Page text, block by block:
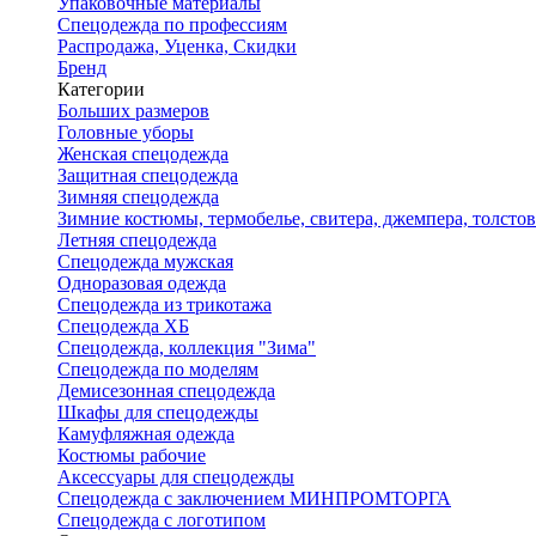
Спецодежда по профессиям
Распродажа, Уценка, Скидки
Бренд
Категории
Больших размеров
Головные уборы
Женская спецодежда
Защитная спецодежда
Зимняя спецодежда
Зимние костюмы, термобелье, свитера, джемпера,
Летняя спецодежда
Спецодежда мужская
Одноразовая одежда
Спецодежда из трикотажа
Спецодежда ХБ
Спецодежда, коллекция "Зима"
Спецодежда по моделям
Демисезонная спецодежда
Шкафы для спецодежды
Камуфляжная одежда
Костюмы рабочие
Аксессуары для спецодежды
Спецодежда с заключением МИНПРОМТОРГА
Спецодежда с логотипом